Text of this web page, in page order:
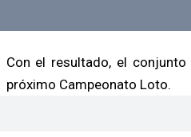
Con el resultado, el
próximo Campeonato Loto.